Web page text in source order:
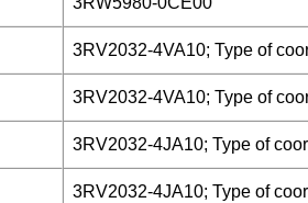
3RV2032-4VA10; Type of
3RV2032-4VA10; Type of
3RV2032-4JA10; Type of
3RV2032-4JA10; Type of